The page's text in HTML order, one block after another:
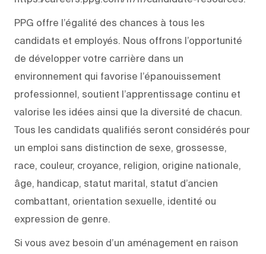
PPG offre l’égalité des chances à tous les
candidats et employés. Nous offrons l’opportunité
de développer votre carrière dans un
environnement qui favorise l’épanouissement
professionnel, soutient l’apprentissage continu et
valorise les idées ainsi que la diversité de chacun.
Tous les candidats qualifiés seront considérés pour
un emploi sans distinction de sexe, grossesse,
race, couleur, croyance, religion, origine nationale,
âge, handicap, statut marital, statut d’ancien
combattant, orientation sexuelle, identité ou
expression de genre.
Si vous avez besoin d’un aménagement en raison